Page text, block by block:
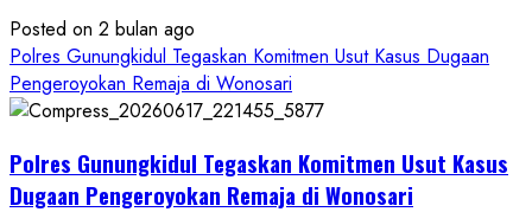
Posted on 2 bulan ago
Polres Gunungkidul Tegaskan Komitmen Usut Kasus Dugaan
Pengeroyokan Remaja di Wonosari
Polres Gunungkidul Tegaskan Komitmen Usut Kasus
Dugaan Pengeroyokan Remaja di Wonosari